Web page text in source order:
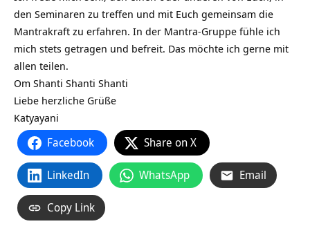
den Seminaren zu treffen und mit Euch gemeinsam die
Mantrakraft zu erfahren. In der Mantra-Gruppe fühle ich
mich stets getragen und befreit. Das möchte ich gerne mit
allen teilen.
Om Shanti Shanti Shanti
Liebe herzliche Grüße
Katyayani
Facebook Share on X
LinkedIn WhatsApp Email
Copy Link